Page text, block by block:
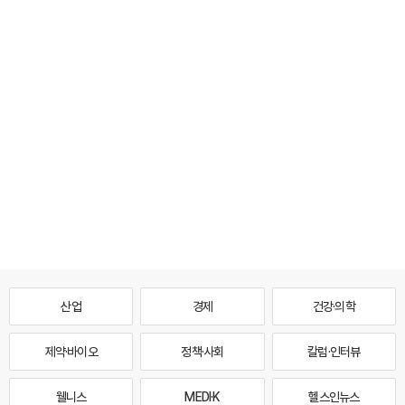
산업 경제 건강·의학
제약·바이오 정책·사회 칼럼·인터뷰
웰니스 MEDI·K 헬스인뉴스